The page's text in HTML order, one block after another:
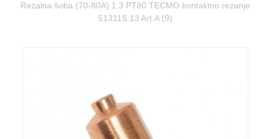
Rezalna šoba (70-80A) 1,3 PT80 TECMO kontaktno rezanje
51311S.13 Art.A (9)